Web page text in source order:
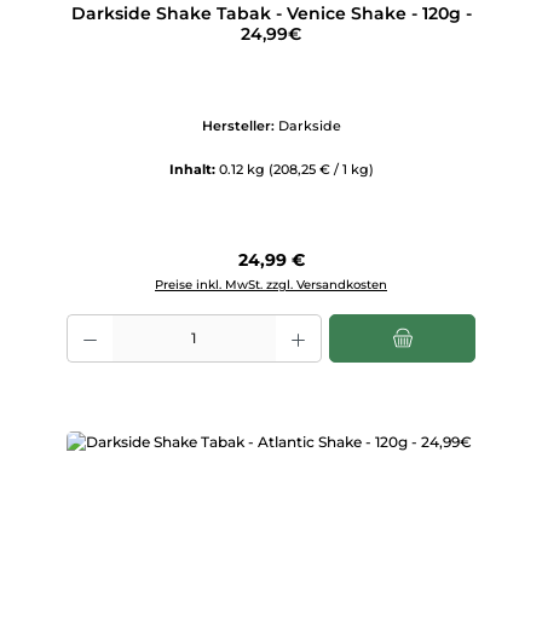
Darkside Shake Tabak - Venice Shake - 120g -
24,99€
Hersteller: Darkside
Inhalt: 0.12 kg (208,25 € / 1 kg)
Regulärer Preis:
24,99 €
Preise inkl. MwSt. zzgl. Versandkosten
Produkt Anzahl: Gib den gewünschten Wert ein oder benutze die